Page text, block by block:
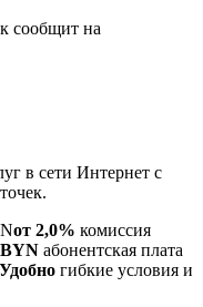
сообщит на
в сети Интернет с
от 2,0% комиссия
абонентская плата
Удобно гибкие условия и